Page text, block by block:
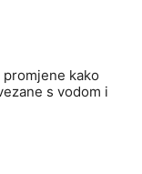
kako
s vodom i